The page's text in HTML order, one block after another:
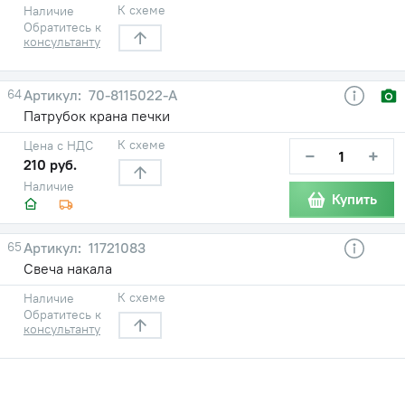
Наличие
Обратитесь к
консультанту
К схеме
64
70-8115022-А
Патрубок крана печки
Наличие
Цена с НДС
210 руб.
К схеме − +
Купить
65
11721083
Свеча накала
Наличие
Обратитесь к
консультанту
К схеме